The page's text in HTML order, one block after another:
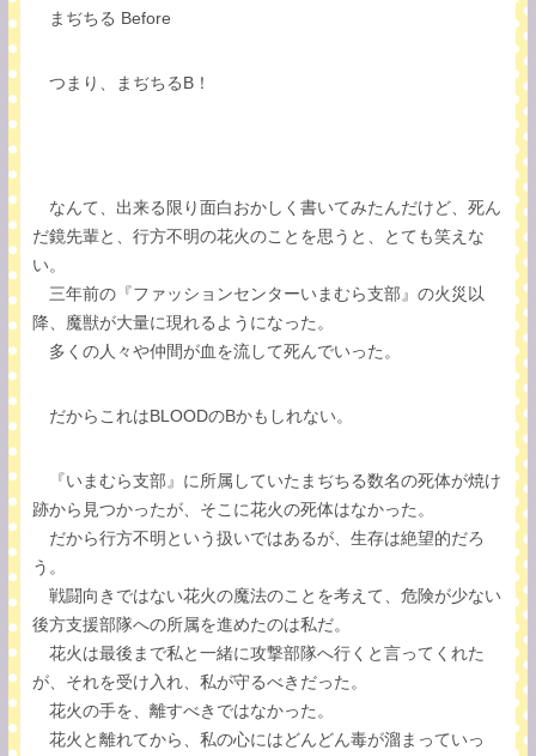
まぢちる Before
つまり、まぢちるB！
なんて、出来る限り面白おかしく書いてみたんだけど、死ん
だ鏡先輩と、行方不明の花火のことを思うと、とても笑えな
い。
三年前の『ファッションセンターいまむら支部』の火災以
降、魔獣が大量に現れるようになった。
多くの人々や仲間が血を流して死んでいった。
だからこれはBLOODのBかもしれない。
『いまむら支部』に所属していたまぢちる数名の死体が焼け
跡から見つかったが、そこに花火の死体はなかった。
だから行方不明という扱いではあるが、生存は絶望的だろ
う。
戦闘向きではない花火の魔法のことを考えて、危険が少ない
後方支援部隊への所属を進めたのは私だ。
花火は最後まで私と一緒に攻撃部隊へ行くと言ってくれた
が、それを受け入れ、私が守るべきだった。
花火の手を、離すべきではなかった。
花火と離れてから、私の心にはどんどん毒が溜まっていっ